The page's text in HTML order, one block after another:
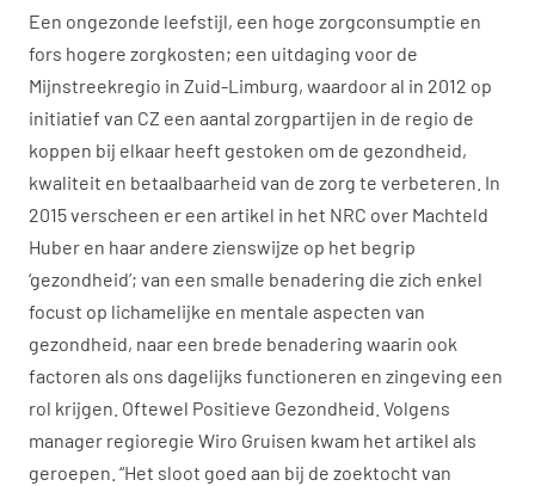
Een ongezonde leefstijl, een hoge zorgconsumptie en
fors hogere zorgkosten; een uitdaging voor de
Mijnstreekregio in Zuid-Limburg, waardoor al in 2012 op
initiatief van CZ een aantal zorgpartijen in de regio de
koppen bij elkaar heeft gestoken om de gezondheid,
kwaliteit en betaalbaarheid van de zorg te verbeteren. In
2015 verscheen er een artikel in het NRC over Machteld
Huber en haar andere zienswijze op het begrip
‘gezondheid’; van een smalle benadering die zich enkel
focust op lichamelijke en mentale aspecten van
gezondheid, naar een brede benadering waarin ook
factoren als ons dagelijks functioneren en zingeving een
rol krijgen. Oftewel Positieve Gezondheid. Volgens
manager regioregie Wiro Gruisen kwam het artikel als
geroepen. “Het sloot goed aan bij de zoektocht van